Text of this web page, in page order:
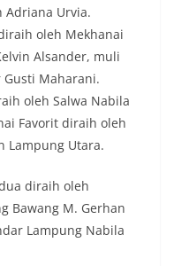
Adriana Urvia.
oleh Mekhanai
Alsander, muli
Maharani.
oleh Salwa Nabila
Favorit diraih oleh
Lampung Utara.
diraih oleh
Bawang M. Gerhan
Lampung Nabila